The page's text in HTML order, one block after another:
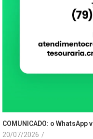
COMUNICADO: o
20/07/2026 /